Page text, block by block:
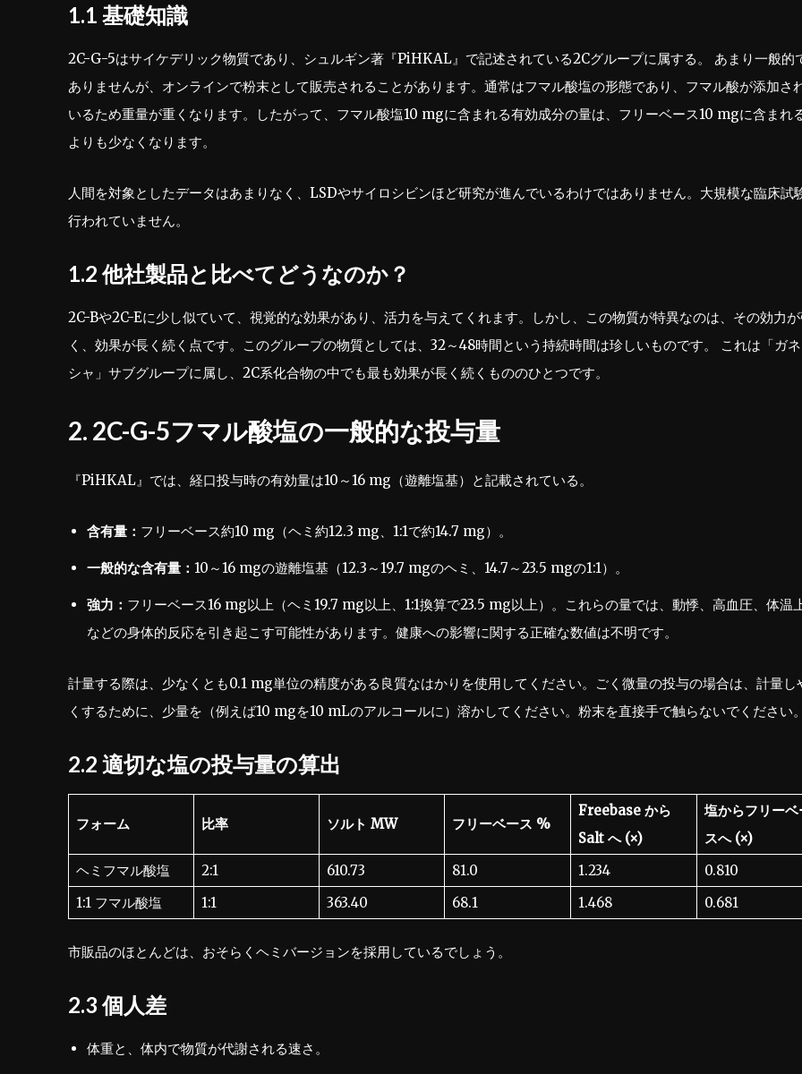
1.1 基礎知識
2C-G-5はサイケデリック物質であり、シュルギン著『PiHKAL』で記述されている2Cグループに属する。 あまり一般的
ありませんが、オンラインで粉末として販売されることがあります。通常はフマル酸塩の形態であり、フマル酸が添加さ
いるため重量が重くなります。したがって、フマル酸塩10 mgに含まれる有効成分の量は、フリーベース10 mgに含まれ
よりも少なくなります。
人間を対象としたデータはあまりなく、LSDやサイロシビンほど研究が進んでいるわけではありません。大規模な臨床試
行われていません。
1.2 他社製品と比べてどうなのか？
2C-Bや2C-Eに少し似ていて、視覚的な効果があり、活力を与えてくれます。しかし、この物質が特異なのは、その効力
く、効果が長く続く点です。このグループの物質としては、32～48時間という持続時間は珍しいものです。 これは「ガ
シャ」サブグループに属し、2C系化合物の中でも最も効果が長く続くもののひとつです。
2. 2C-G-5フマル酸塩の一般的な投与量
『PiHKAL』では、経口投与時の有効量は10～16 mg（遊離塩基）と記載されている。
含有量： フリーベース約10 mg（ヘミ約12.3 mg、1:1で約14.7 mg）。
一般的な含有量： 10～16 mgの遊離塩基（12.3～19.7 mgのヘミ、14.7～23.5 mgの1:1）。
強力： フリーベース16 mg以上（ヘミ19.7 mg以上、1:1換算で23.5 mg以上）。これらの量では、動悸、高血圧、体温
などの身体的反応を引き起こす可能性があります。健康への影響に関する正確な数値は不明です。
計量する際は、少なくとも0.1 mg単位の精度がある良質なはかりを使用してください。ごく微量の投与の場合は、計量し
くするために、少量を（例えば10 mgを10 mLのアルコールに）溶かしてください。粉末を直接手で触らないでください。
2.2 適切な塩の投与量の算出
フォーム 比率 ソルト MW フリーベース %
Freebase から
Salt へ (×)
塩からフリーベ
スへ (×)
ヘミフマル酸塩
2:1 610.73 81.0 1.234
0.810
1:1 フマル酸塩
1:1 363.40 68.1 1.468 0.681
市販品のほとんどは、おそらくヘミバージョンを採用しているでしょう。
2.3 個人差
体重と、体内で物質が代謝される速さ。